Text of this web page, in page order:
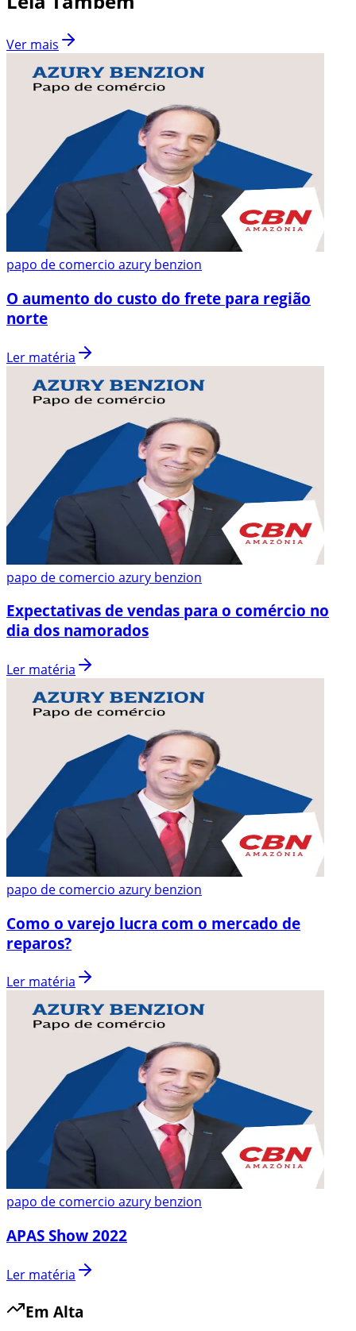
Ver mais
papo de comercio azury benzion
O aumento do custo do frete para região
norte
Ler matéria
papo de comercio azury benzion
Expectativas de vendas para o comércio no
dia dos namorados
Ler matéria
papo de comercio azury benzion
Como o varejo lucra com o mercado de
reparos?
Ler matéria
papo de comercio azury benzion
APAS Show 2022
Ler matéria
Em Alta